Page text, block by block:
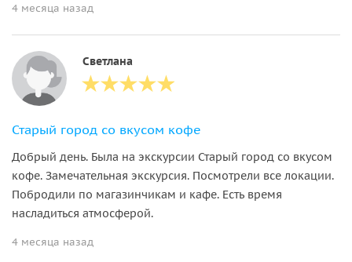
4 месяца назад
Светлана
Старый город со вкусом кофе
Добрый день. Была на экскурсии Старый город со вкусом
кофе. Замечательная экскурсия. Посмотрели все локации.
Побродили по магазинчикам и кафе. Есть время
насладиться атмосферой.
4 месяца назад